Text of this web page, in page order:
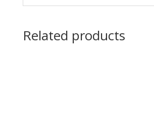
Related products